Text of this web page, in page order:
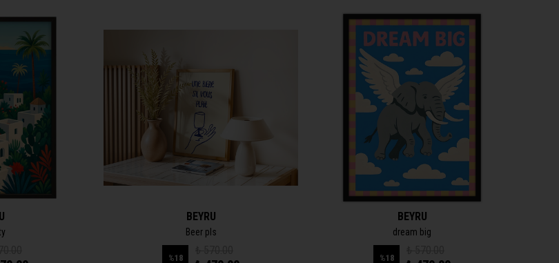
BEYRU
Beer pls
%18
BEYRU
dream big
%18